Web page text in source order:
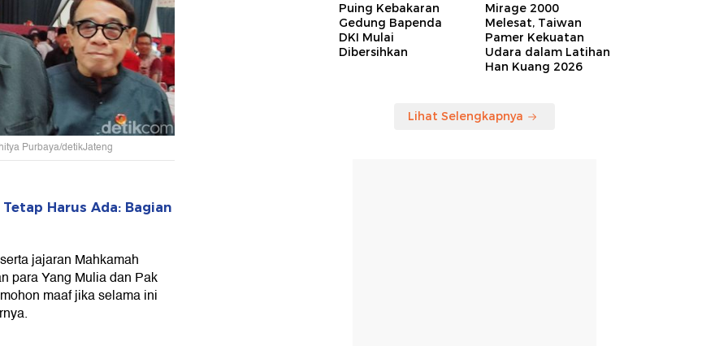
Purbaya/detikJateng
Harus Ada: Bagian
jajaran Mahkamah
para Yang Mulia dan Pak
maaf jika selama ini
Puing Kebakaran
Gedung Bapenda
DKI Mulai
Dibersihkan
Mirage 2000
Melesat, Taiwan
Pamer Kekuatan
Udara dalam Latihan
Han Kuang 2026
Lihat Selengkapnya